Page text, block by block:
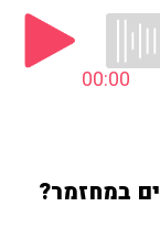
00:00
במחזמר?